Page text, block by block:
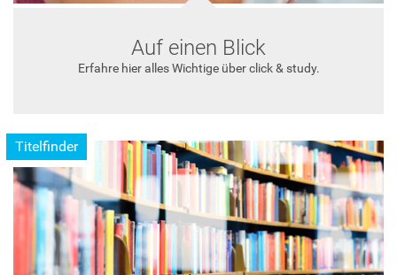
Auf einen Blick
Erfahre hier alles Wichtige über click & study.
Titelfinder